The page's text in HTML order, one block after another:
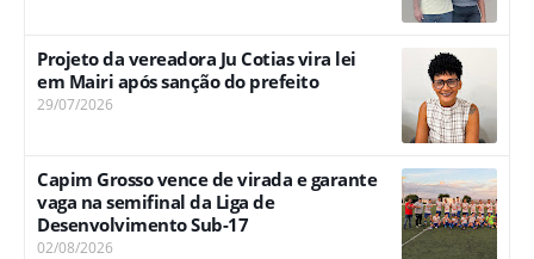
Projeto da vereadora Ju Cotias vira lei
em Mairi após sanção do prefeito
29/07/2026
Capim Grosso vence de virada e garante
vaga na semifinal da Liga de
Desenvolvimento Sub-17
02/08/2026